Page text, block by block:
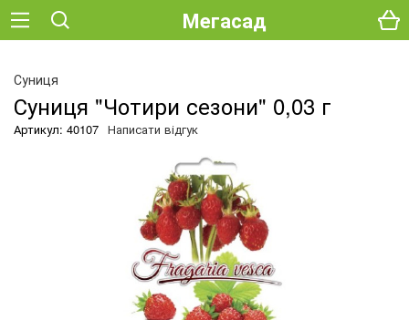
Мегасад
Суниця
Суниця "Чотири сезони" 0,03 г
Артикул: 40107 Написати відгук